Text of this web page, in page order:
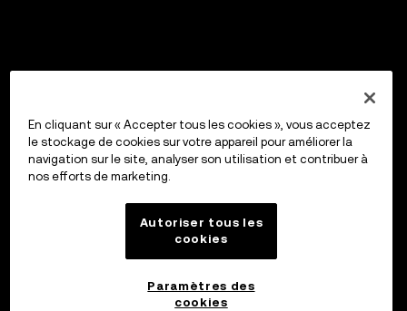
En cliquant sur « Accepter tous les cookies », vous acceptez
le stockage de cookies sur votre appareil pour améliorer la
navigation sur le site, analyser son utilisation et contribuer à
nos efforts de marketing.
Autoriser tous les
cookies
Paramètres des
cookies